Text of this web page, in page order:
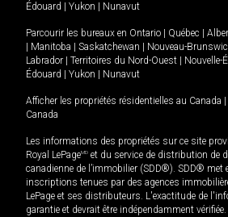
Édouard
Yukon Nunavut
Parcourir les bureaux en Ontario Québec
Manitoba Saskatchewan Nouveau-
Labrador
Territoires du Nord-Ouest Nouvelle-
Édouard
Yukon Nunavut
Afficher les propriétés résidentielles au Canada
Canada
Les informations des propriétés sur ce site
Royal LePageMD et du service de distribution de
canadienne de l’immobilier (SDD®). SDD® met
inscriptions tenues par des agences
LePage et ses distributeurs. L'exactitude de
garantie et devrait être indépendamment